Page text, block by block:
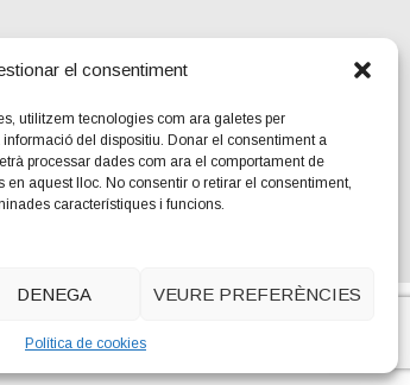
el consentiment
utilitzem tecnologies com ara galetes per
del dispositiu. Donar el consentiment a
processar dades com ara el comportament de
aquest lloc. No consentir o retirar el consentiment,
característiques i funcions.
DENEGA VEURE PREFERÈNCIES
Política de cookies